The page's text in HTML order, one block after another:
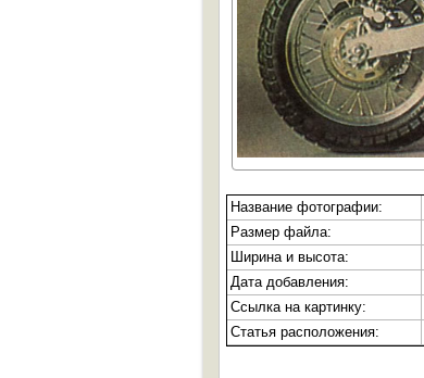
Название фотографии:
Размер файла:
Ширина и высота:
Дата добавления:
Ссылка на картинку:
Статья расположения: